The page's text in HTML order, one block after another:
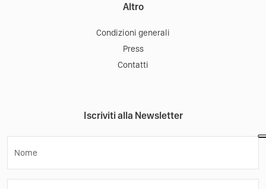
Altro
Condizioni generali
Press
Contatti
Iscriviti alla Newsletter
Nome